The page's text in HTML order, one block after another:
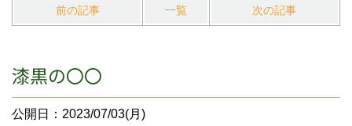
前の記事 一覧 次の記事
漆黒の〇〇
公開日：2023/07/03(月)